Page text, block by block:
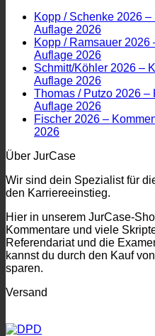
Kopp / Schenke 2026
Auflage 2026
Kopp / Ramsauer 2026
Auflage 2026
Schmitt/Köhler 2026 –
Auflage 2026
Thomas / Putzo 2026 –
Auflage 2026
Fischer 2026 –
2026
Über JurCase
Wir sind dein Spezialist für
den Karriereeinstieg.
Hier in unserem JurCase-
Kommentare und viele
Referendariat und die
kannst du durch den Kauf
sparen.
Versand